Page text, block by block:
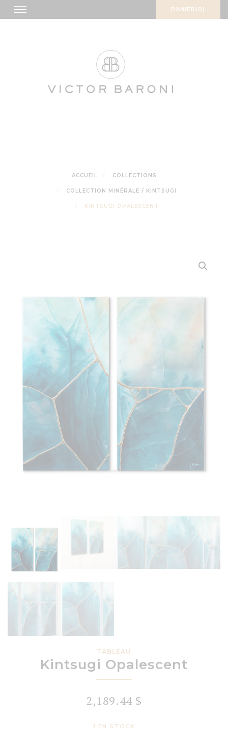
Skip
to
PANIER(0)
Toggle
navigation
ACCUEIL COLLECTIONS
COLLECTION MINÉRALE / KINTSUGI
KINTSUGI OPALESCENT
TABLEAU
Kintsugi Opalescent
2,189.44 $
1 EN STOCK